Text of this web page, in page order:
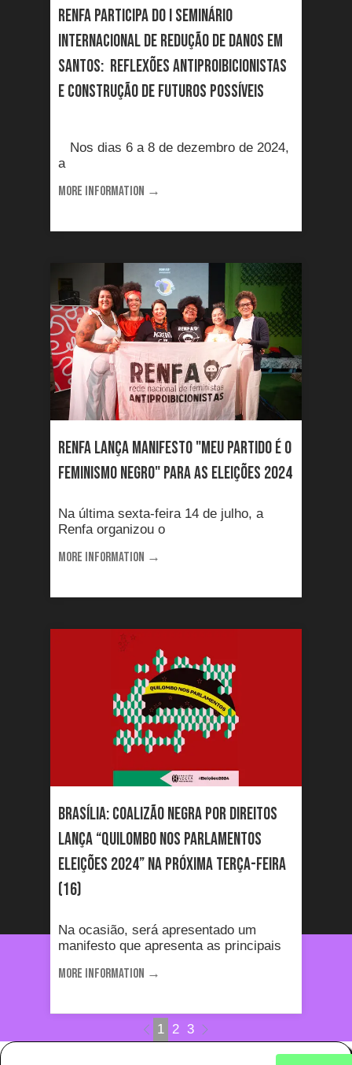
RENFA participa do I Seminário
Internacional de Redução de Danos em
Santos: Reflexões antiproibicionistas
e construção de futuros possíveis
Nos dias 6 a 8 de dezembro de 2024,
a
MORE INFORMATION →
RENFA lança manifesto "meu partido é o
feminismo negro" para as eleições 2024
Na última sexta-feira 14 de julho, a
Renfa organizou o
MORE INFORMATION →
Brasília: Coalizão Negra por Direitos
lança “Quilombo nos Parlamentos
Eleições 2024” na próxima terça-feira
(16)
Na ocasião, será apresentado um
manifesto que apresenta as principais
MORE INFORMATION →
1 2 3